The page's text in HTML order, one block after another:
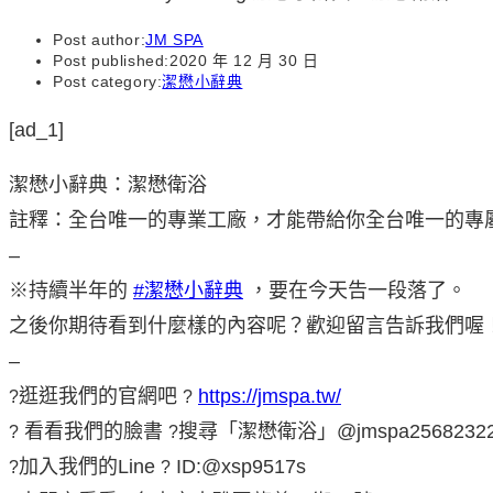
Post author:JM SPA
Post published:2020 年 12 月 30 日
Post category:潔懋小辭典
[ad_1]
潔懋小辭典：潔懋衛浴
註釋：全台唯一的專業工廠，才能帶給你全台唯一的專
–
※持續半年的 #潔懋小辭典 ，要在今天告一段落了。
之後你期待看到什麼樣的內容呢？歡迎留言告訴我們喔
–
?逛逛我們的官網吧 ? https://jmspa.tw/
? 看看我們的臉書 ?搜尋「潔懋衛浴」
?加入我們的Line ? ID:@xsp9517s